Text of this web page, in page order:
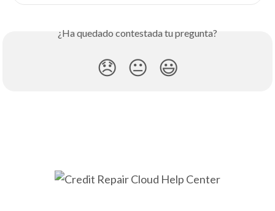
¿Ha quedado contestada tu pregunta?
😞 😐 😃